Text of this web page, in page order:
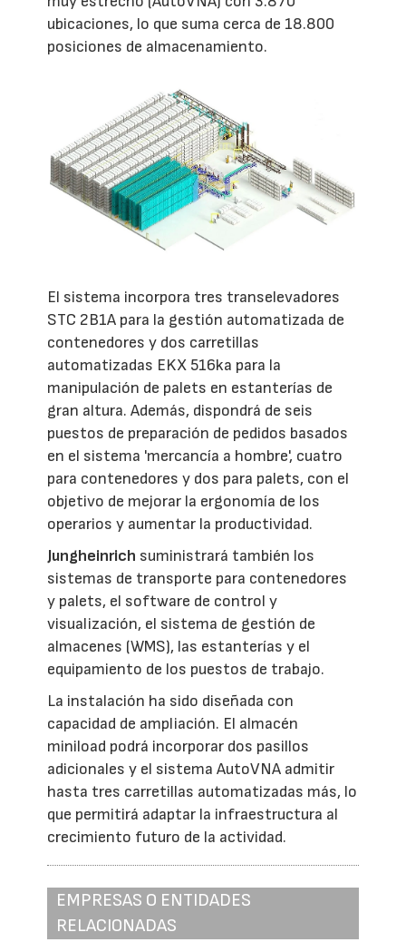
ubicaciones, lo que suma cerca de 18.800
posiciones de almacenamiento.
El sistema incorpora tres transelevadores
STC 2B1A para la gestión automatizada de
contenedores y dos carretillas
automatizadas EKX 516ka para la
manipulación de palets en estanterías de
gran altura. Además, dispondrá de seis
puestos de preparación de pedidos basados
en el sistema 'mercancía a hombre', cuatro
para contenedores y dos para palets, con el
objetivo de mejorar la ergonomía de los
operarios y aumentar la productividad.
Jungheinrich suministrará también los
sistemas de transporte para contenedores
y palets, el software de control y
visualización, el sistema de gestión de
almacenes (WMS), las estanterías y el
equipamiento de los puestos de trabajo.
La instalación ha sido diseñada con
capacidad de ampliación. El almacén
miniload podrá incorporar dos pasillos
adicionales y el sistema AutoVNA admitir
hasta tres carretillas automatizadas más, lo
que permitirá adaptar la infraestructura al
crecimiento futuro de la actividad.
EMPRESAS O ENTIDADES
RELACIONADAS